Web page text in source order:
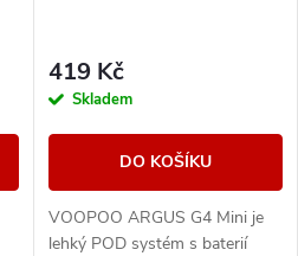
419 Kč
Skladem
DO KOŠÍKU
VOOPOO ARGUS G4 Mini je
lehký POD systém s baterií